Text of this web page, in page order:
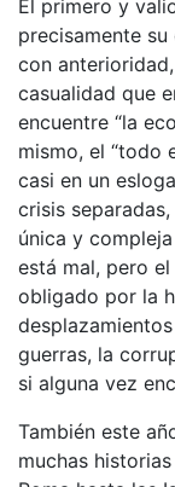
El primero y
precisamente
con
casualidad que
encuentre “la
mismo, el “todo
casi en un
crisis
única y
está mal, pero
obligado por la
guerras, la
si alguna vez
También este
muchas